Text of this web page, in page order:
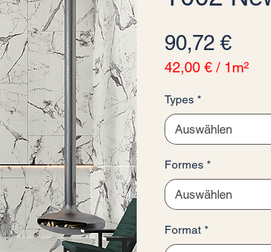
90,72 €
42,00 € / 1m²
pro
1
Quadratmeter
Types *
Auswählen
Formes *
Auswählen
Format *